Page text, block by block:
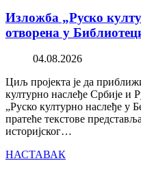
Изложба „Руско
отворена у
04.08.2026
Циљ пројекта је да
културно наслеђе Србије и
„Руско културно наслеђе у
пратеће текстове
историјског…
НАСТАВАК